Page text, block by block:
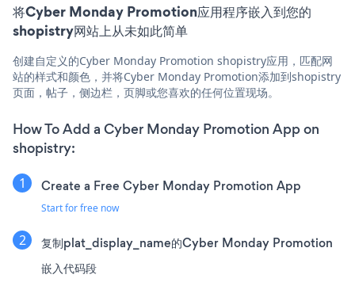
将Cyber Monday Promotion应用程序嵌入到您的
shopistry网站上从未如此简单
创建自定义的Cyber Monday Promotion shopistry应用，匹配网
站的样式和颜色，并将Cyber Monday Promotion添加到shopistry
页面，帖子，侧边栏，页脚或您喜欢的任何位置现场。
How To Add a Cyber Monday Promotion App on
shopistry:
Create a Free Cyber Monday Promotion App
Start for free now
复制plat_display_name的Cyber Monday Promotion
嵌入代码段